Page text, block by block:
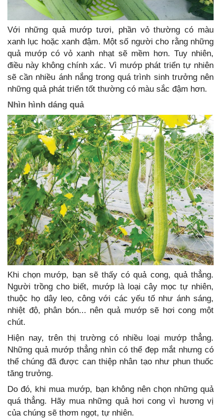
Với những quả mướp tươi, phần vỏ thường có màu
xanh lục hoặc xanh đậm. Một số người cho rằng những
quả mướp có vỏ xanh nhạt sẽ mềm hơn. Tuy nhiên,
điều này không chính xác. Vì mướp phát triển tự nhiên
sẽ cần nhiều ánh nắng trong quá trình sinh trưởng nên
những quả phát triển tốt thường có màu sắc đậm hơn.
Nhìn hình dáng quả
Khi chọn mướp, bạn sẽ thấy có quả cong, quả thẳng.
Người trồng cho biết, mướp là loại cây mọc tự nhiên,
thuộc họ dây leo, công với các yếu tố như ánh sáng,
nhiệt độ, phân bón... nên quả mướp sẽ hơi cong một
chút.
Hiện nay, trên thị trường có nhiều loại mướp thẳng.
Những quả mướp thẳng nhìn có thể đẹp mắt nhưng có
thể chúng đã được can thiệp nhân tạo như phun thuốc
tăng trưởng.
Do đó, khi mua mướp, bạn không nên chọn những quả
quá thẳng. Hãy mua những quả hơi cong vì hương vị
của chúng sẽ thơm ngọt, tự nhiên.